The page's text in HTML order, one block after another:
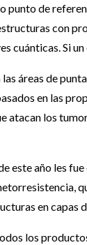
punto de
con
cuánticas. Si
áreas de
en las
atacan los
este año les
en capas
los